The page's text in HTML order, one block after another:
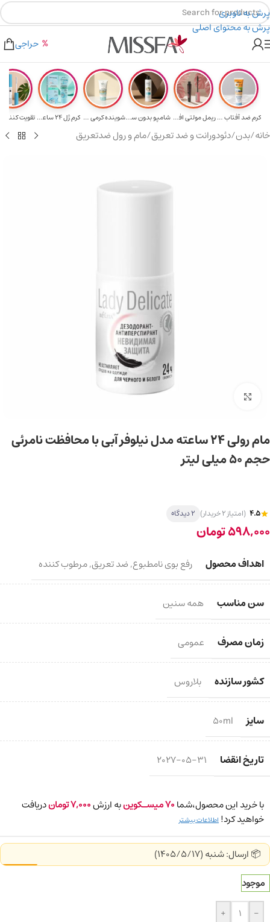
پرش به ناوبری
پرش به محتوای اصلی
۲٪ تخفیف روی سبد خرید برای روش کارت به کارت
هدیه برای خرید های بالای ۵ میلیون تومن
حراجی
کرم ضد آفتاب حا... ریمل مولتی افکت... شامپو بدون سولف... شوینده کرمی صور... کرم ژل ۲۴ ساعته... تقویت‌ کننده
خانه/بدن/دئودورانت و ضد تعریق/مام و رول ضدتعریق
برای بزرگ‌نمایی کلیک کنید
مام رولی 24 ساعته مدل نیلوفر آبی با محافظت نامرئی
حجم 50 میلی لیتر
4.5 (امتیاز 2 خریدار) 2 دیدگاه
598,000تومان
اهداف محصول رفع بوی نامطبوع,ضد تعریق,مرطوب کننده
سن مناسب همه سنین
زمان مصرف عمومی
کشور سازنده بلاروس
سایز 50ml
تاریخ انقضا 2027-05-31
با خرید این محصول،شما70میسـکوینبه ارزش7,000توماندریافت
خواهید کرد! اطلاعات بیشتر
📦 ارسال: شنبه (1405/5/17)
موجود
-
+